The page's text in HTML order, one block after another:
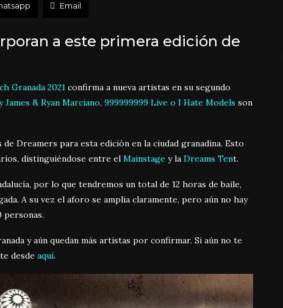
Email
a este primera edición de
Granada 2021 confirma a nueva artistas en su segundo
James & Ryan Marciano, 999999999 Live o I Hate Models son
Dreamers para esta edición en la ciudad granadina. Esto
distinguiéndose entre el Mainstage y la Dreams Tent.
por lo que tendremos un total de 12 horas de baile,
A su vez el aforo se amplia claramente, pero aún no hay
personas.
y aún quedan más artistas por confirmar. Si aún no te
desde aquí.